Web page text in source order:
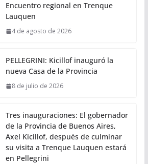
Encuentro regional en Trenque
Lauquen
4 de agosto de 2026
PELLEGRINI: Kicillof inauguró la
nueva Casa de la Provincia
8 de julio de 2026
Tres inauguraciones: El gobernador
de la Provincia de Buenos Aires,
Axel Kicillof, después de culminar
su visita a Trenque Lauquen estará
en Pellegrini